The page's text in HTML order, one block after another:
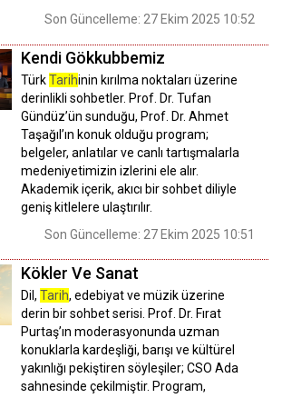
Son Güncelleme: 27 Ekim 2025 10:52
Kendi Gökkubbemiz
TürkTarihinin kırılma noktaları üzerine
derinlikli sohbetler. Prof. Dr. Tufan
Gündüz’ün sunduğu, Prof. Dr. Ahmet
Taşağıl’ın konuk olduğu program;
belgeler, anlatılar ve canlı tartışmalarla
medeniyetimizin izlerini ele alır.
Akademik içerik, akıcı bir sohbet diliyle
geniş kitlelere ulaştırılır.
Son Güncelleme: 27 Ekim 2025 10:51
Kökler Ve Sanat
Dil, Tarih, edebiyat ve müzik üzerine
derin bir sohbet serisi. Prof. Dr. Fırat
Purtaş’ın moderasyonunda uzman
konuklarla kardeşliği, barışı ve kültürel
yakınlığı pekiştiren söyleşiler; CSO Ada
sahnesinde çekilmiştir. Program,